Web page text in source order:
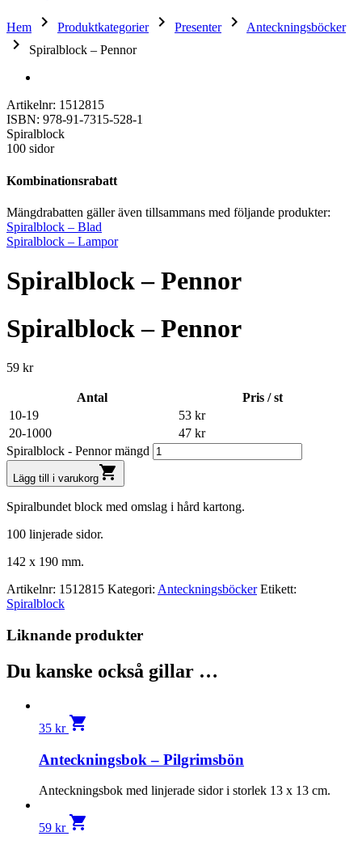
Hem keyboard_arrow_right Produktkategorier keyboard_arrow_right Presenter keyboard_arrow_right Anteckningsböcker
keyboard_arrow_right Spiralblock – Pennor
Artikelnr: 1512815
ISBN: 978-91-7315-528-1
Spiralblock
100 sidor
Kombinationsrabatt
Mängdrabatten gäller även tillsammans med följande produkter:
Spiralblock – Blad
Spiralblock – Lampor
Spiralblock – Pennor
Spiralblock – Pennor
59 kr
Antal
Pris / st
10-19
53 kr
20-1000
47 kr
Spiralblock - Pennor mängd
Lägg till i varukorgshopping_cart
Spiralbundet block med omslag i hård kartong.
100 linjerade sidor.
142 x 190 mm.
Artikelnr: 1512815 Kategori: Anteckningsböcker Etikett:
Spiralblock
Liknande produkter
Du kanske också gillar …
35 kr shopping_cart
Anteckningsbok – Pilgrimsbön
Anteckningsbok med linjerade sidor i storlek 13 x 13 cm.
59 kr shopping_cart